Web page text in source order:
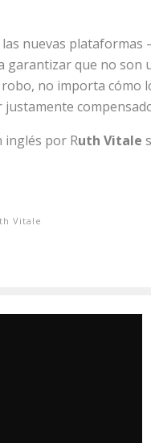
nuevas
garantizar que no
no importa cómo
justamente
inglés por Ruth Vitale
Vitale